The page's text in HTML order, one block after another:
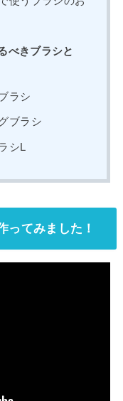
べきブラシと
ラシ
ブラシ
シL
ってみました！